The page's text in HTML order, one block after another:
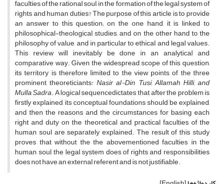
faculties of the rational soul, in the formation of the legal system of
rights and human duties? The purpose of this article is to provide
an answer to this question; on the one hand, it is linked to
philosophical-theological studies, and on the other hand to the
philosophy of value, and in particular to ethical and legal values.
This review will inevitably be done in an analytical and
comparative way. Given the widespread scope of this question,
its territory is therefore limited to the view points of the three
prominent theoreticiants:Nasir al-Din Tusi, Allamah Hilli, and
Mulla Sadra. A logical sequencedictates that, after the problem is
firstly explained, its conceptual foundations should be explained,
and then the reasons and the circumstances for basing each
right and duty on the theoretical and practical faculties of the
human soul are separately explained. The result of this study
proves that without the the abovementioned faculties in the
human soul, the legal system does of rights and responsibilities
does not have an external referent and is not justifiable.